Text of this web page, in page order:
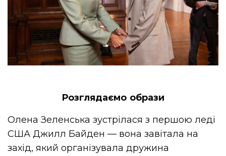
Розглядаємо образи
Олена Зеленська зустрілася з першою леді
США Джилл Байден — вона завітала на
захід, який організувала дружина